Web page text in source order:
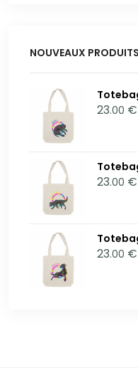
NOUVEAUX PRODUITS
23.00 €
23.00 €
23.00 €